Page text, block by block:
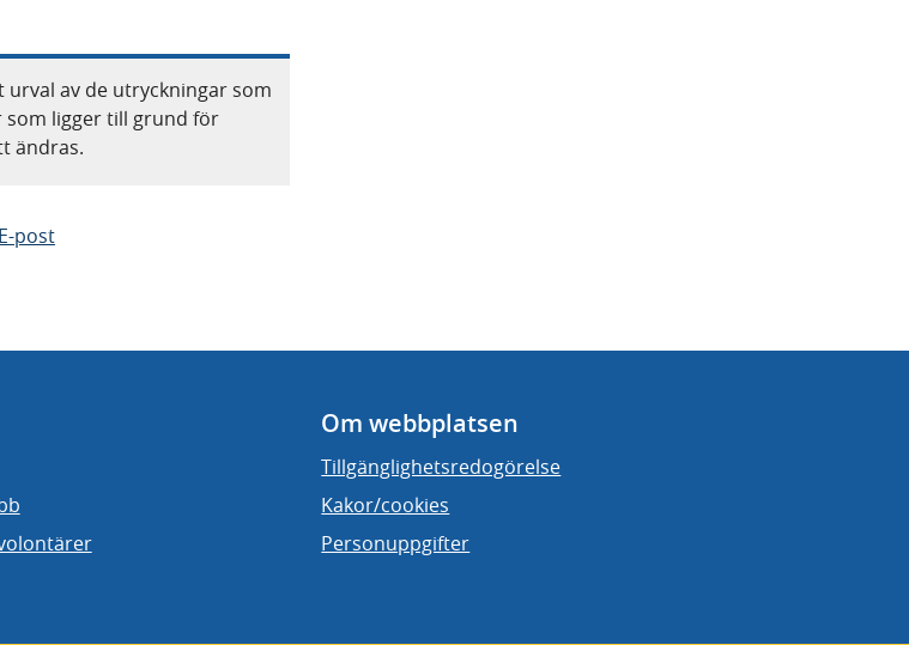
av de utryckningar som
som ligger till grund för
ändras.
E-post
Om webbplatsen
Tillgänglighetsredogörelse
Kakor/cookies
Personuppgifter